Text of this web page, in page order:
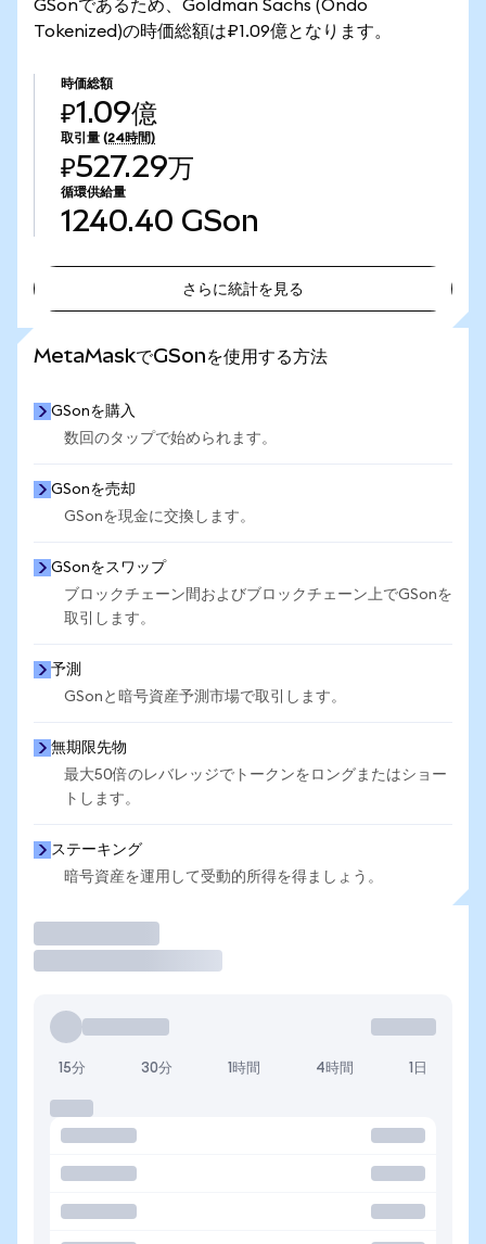
GSonであるため、Goldman Sachs (Ondo
Tokenized)の時価総額は₽1.09億となります。
時価総額
₽1.09億
取引量 (24時間)
₽527.29万
循環供給量
1240.40 GSon
さらに統計を見る
MetaMaskでGSonを使用する方法
GSonを購入
数回のタップで始められます。
GSonを売却
GSonを現金に交換します。
GSonをスワップ
ブロックチェーン間およびブロックチェーン上でGSonを
取引します。
予測
GSonと暗号資産予測市場で取引します。
無期限先物
最大50倍のレバレッジでトークンをロングまたはショー
トします。
ステーキング
暗号資産を運用して受動的所得を得ましょう。
15分 30分 1時間 4時間 1日